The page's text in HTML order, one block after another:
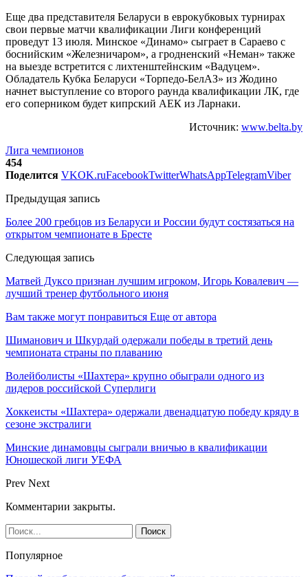
Еще два представителя Беларуси в еврокубковых турнирах
свои первые матчи квалификации Лиги конференций
проведут 13 июля. Минское «Динамо» сыграет в Сараево с
боснийским «Железничаром», а гродненский «Неман» также
на выезде встретится с лихтенштейнским «Вадуцем».
Обладатель Кубка Беларуси «Торпедо-БелАЗ» из Жодино
начнет выступление со второго раунда квалификации ЛК, где
его соперником будет кипрский АЕК из Ларнаки.
Источник: www.belta.by
Лига чемпионов
454
Поделится VKOK.ruFacebookTwitterWhatsAppTelegramViber
Предыдущая запись
Более 200 гребцов из Беларуси и России будут состязаться на
открытом чемпионате в Бресте
Следующая запись
Матвей Дуксо признан лучшим игроком, Игорь Ковалевич —
лучший тренер футбольного июня
Вам также могут понравиться Еще от автора
Шиманович и Шкурдай одержали победы в третий день
чемпионата страны по плаванию
Волейболисты «Шахтера» крупно обыграли одного из
лидеров российской Суперлиги
Хоккеисты «Шахтера» одержали двенадцатую победу кряду в
сезоне экстралиги
Минские динамовцы сыграли вничью в квалификации
Юношеской лиги УЕФА
Prev Next
Комментарии закрыты.
Популярное